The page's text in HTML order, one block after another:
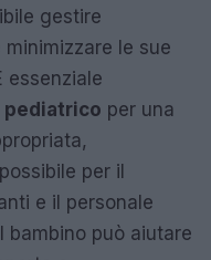
gestire
le sue
essenziale
per una
per il
e il personale
bambino può aiutare